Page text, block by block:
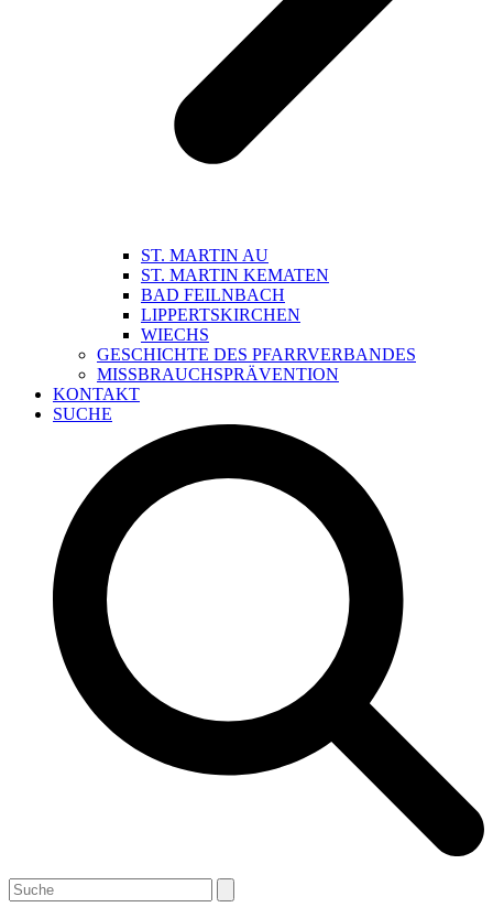
ST. MARTIN AU
ST. MARTIN KEMATEN
BAD FEILNBACH
LIPPERTSKIRCHEN
WIECHS
GESCHICHTE DES PFARRVERBANDES
MISSBRAUCHSPRÄVENTION
KONTAKT
SUCHE
Open
mobile
Close
mobile
Search